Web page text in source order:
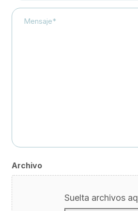
Región
Mensaje*
Archivo
Suelta archivos